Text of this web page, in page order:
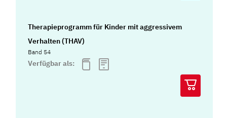
Therapieprogramm für Kinder mit aggressivem
Verhalten (THAV)
Band 54
Verfügbar als: